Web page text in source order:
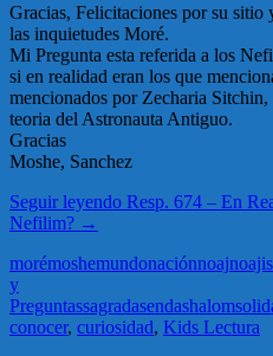
Gracias, Felicitaciones por su sitio
las inquietudes Moré.
Mi Pregunta esta referida a los
si en realidad eran los que
mencionados por Zecharia
teoria del Astronauta Antiguo.
Gracias
Moshe, Sanchez
Seguir leyendo Resp. 674 – En
Nefilim? →
morémoshemundonaciónnoaj
y
Preguntassagradasendashalom
conocer, curiosidad, Kids Lectura